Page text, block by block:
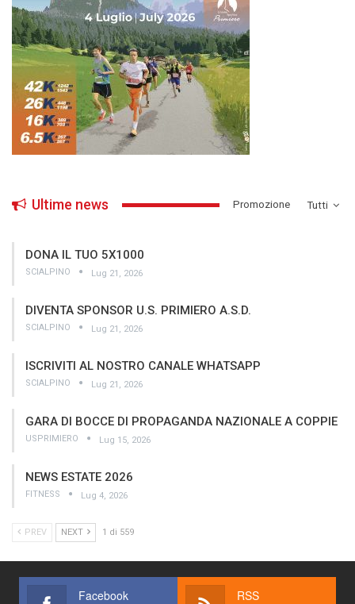
Tutti
Ultime news ­Promozione
DONA IL TUO 5X1000
SCIALPINO Lug 21, 2026
DIVENTA SPONSOR U.S. PRIMIERO A.S.D.
SCIALPINO Lug 21, 2026
ISCRIVITI AL NOSTRO CANALE WHATSAPP
SCIALPINO Lug 21, 2026
GARA DI BOCCE DI PROPAGANDA NAZIONALE A COPPIE
USPRIMIERO Lug 15, 2026
NEWS ESTATE 2026
FITNESS Lug 4, 2026
PREV NEXT 1 di 559
Facebook RSS